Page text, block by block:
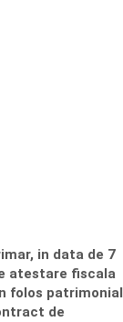
in data de 7
atestare fiscala
folos patrimonial
de